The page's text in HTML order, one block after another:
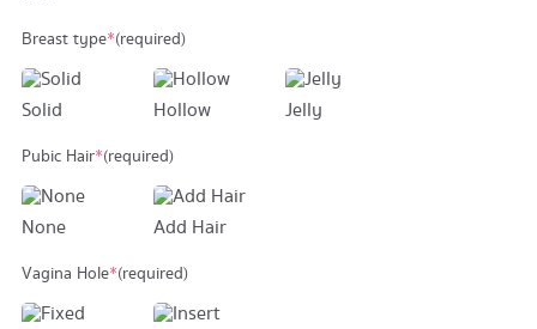
Breast type*(required)
Solid Hollow Jelly
Pubic Hair*(required)
None Add Hair
Vagina Hole*(required)